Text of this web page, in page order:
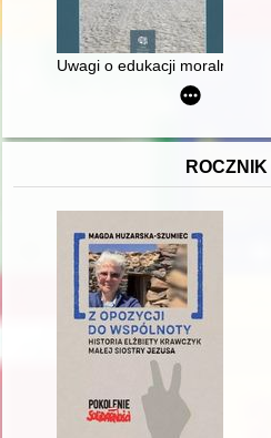
Uwagi o edukacji moralnej